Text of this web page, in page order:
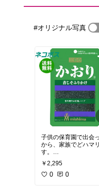
#オリジナル写真
子供の保育園で出会
から、家族でどハマ
す。
かおりの名に恥じない
じその香り高さ！
近所のスーパーにて一
￥2,295
0 0